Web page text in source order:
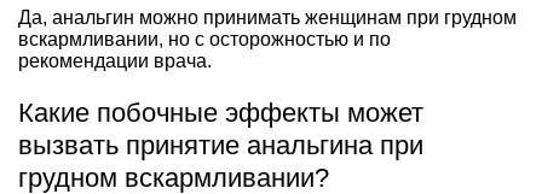
Да, анальгин можно принимать женщинам при грудном
вскармливании, но с осторожностью и по
рекомендации врача.
Какие побочные эффекты может
вызвать принятие анальгина при
грудном вскармливании?